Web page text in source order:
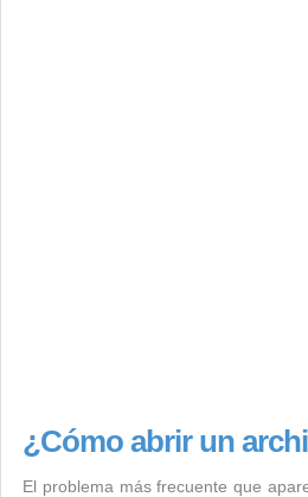
¿Cómo abrir un
El problema más frecuente que